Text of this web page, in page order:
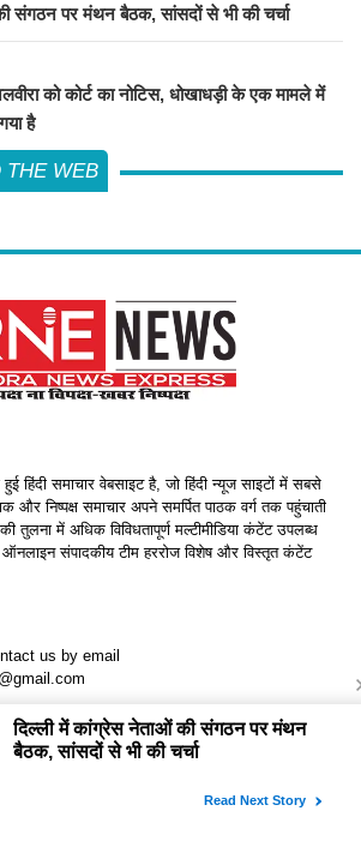
संगठन पर मंथन बैठक, सांसदों से भी की चर्चा
को कोर्ट का नोटिस, धोखाधड़ी के एक मामले में
है
THE WEB
हिंदी समाचार वेबसाइट है, जो हिंदी न्यूज साइटों में सबसे
और निष्पक्ष समाचार अपने समर्पित पाठक वर्ग तक पहुंचाती
तुलना में अधिक विविधतापूर्ण मल्टीमीडिया कंटेंट उपलब्ध
ऑनलाइन संपादकीय टीम हररोज विशेष और विस्तृत कंटेंट
us by email
RudraNewsExpress. All rights Reserved.